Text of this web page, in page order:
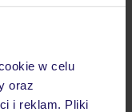
w celu
oraz
i reklam. Pliki
biuro
30 lat w